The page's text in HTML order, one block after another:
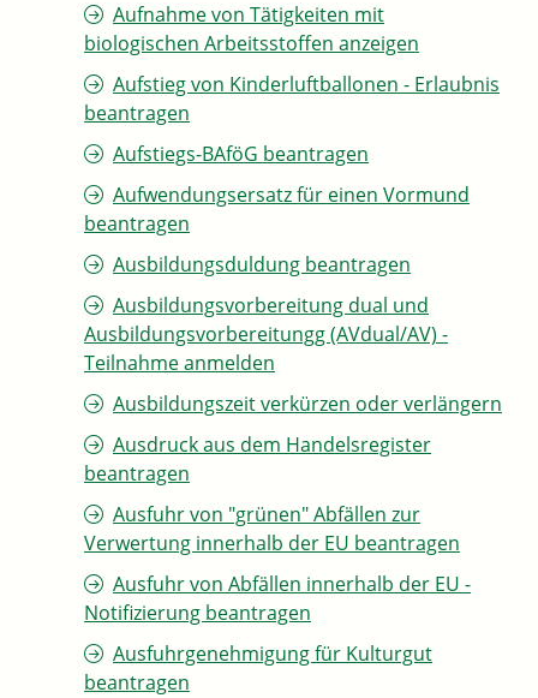
Aufnahme von Tätigkeiten mit
biologischen Arbeitsstoffen anzeigen
Aufstieg von Kinderluftballonen - Erlaubnis
beantragen
Aufstiegs-BAföG beantragen
Aufwendungsersatz für einen Vormund
beantragen
Ausbildungsduldung beantragen
Ausbildungsvorbereitung dual und
Ausbildungsvorbereitungg (AVdual/AV) -
Teilnahme anmelden
Ausbildungszeit verkürzen oder verlängern
Ausdruck aus dem Handelsregister
beantragen
Ausfuhr von "grünen" Abfällen zur
Verwertung innerhalb der EU beantragen
Ausfuhr von Abfällen innerhalb der EU -
Notifizierung beantragen
Ausfuhrgenehmigung für Kulturgut
beantragen